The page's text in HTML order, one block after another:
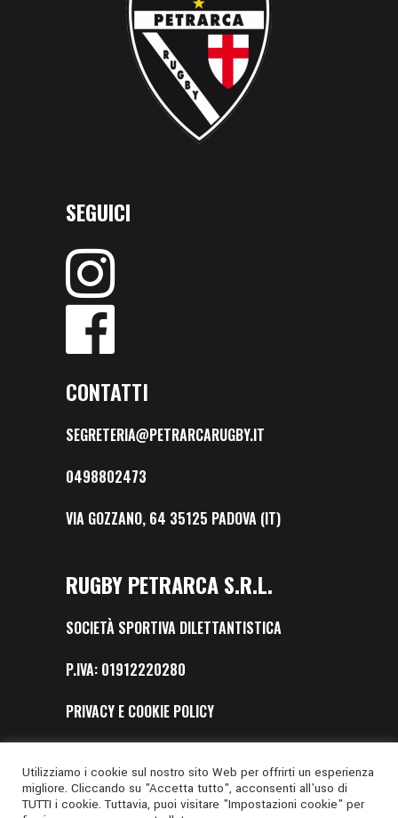
SEGUICI
CONTATTI
SEGRETERIA@PETRARCARUGBY.IT
0498802473
VIA GOZZANO, 64 35125 PADOVA (IT)
RUGBY PETRARCA S.R.L.
SOCIETÀ SPORTIVA DILETTANTISTICA
P.IVA: 01912220280
PRIVACY E COOKIE POLICY
Utilizziamo i cookie sul nostro sito Web per offrirti un esperienza
migliore. Cliccando su "Accetta tutto", acconsenti all'uso di
TUTTI i cookie. Tuttavia, puoi visitare "Impostazioni cookie" per